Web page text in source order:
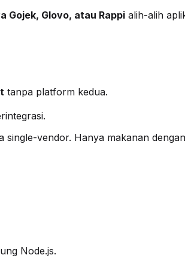
Gojek, Glovo, atau Rappi alih-alih
tanpa platform kedua.
single-vendor. Hanya makanan
Node.js.